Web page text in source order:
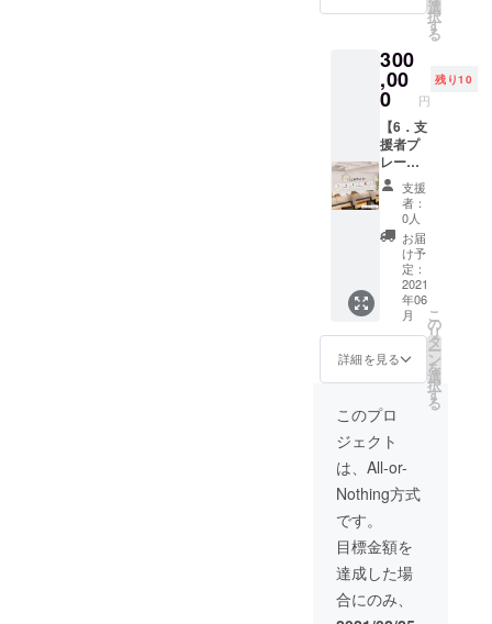
きれば
事前に
メール
にてど
のよう
な書籍
をご送
付いた
だける
かご連
絡いた
だけま
すと幸
いです
（本リ
ターン
を選択
してい
は宛先
ルアド
レスを
通知い
たしま
お、送
料はご
負担い
ただき
ま
なお、1
講師は
鎌田と
田中に
なりま
す。 ※
プライ
バシー
の観点
から受
験生は
映さ
ず、受
験生同
士の
ディス
カッ
ション
内容は
期待す
を共有
してい
ただき
ます。
オリエ
ンテー
ション
開催２
週間前
に当月
末のオ
リエン
テー
ション
にどの
ような
士業の
実務家
や起業
家を招
待した
のかお
知らせ
しま
す。気
になっ
してい
ただ
き、聞
いてみ
たい内
間、支
のメッ
セージ
入りプ
レート
を自習
スペー
ス内に
設置し
ます。
自習ス
ペース
の利用
者の募
集は当
面の
間、公
認会計
士、税
理士、
司法書
士、行
政書
士、社
会保険
労務
士、不
目指す
受験生
を優先
しま
す。そ
選
択
す
る
300
,00
0 円
残り10
【6．支
援者プ
レート
設置権
（420m
m×360
mm）※
限定10
枠】 自
習ス
ペース
オープ
ンから
１年
間、支
援者様
のメッ
セージ
入りプ
レート
を自習
スペー
ます。
自習ス
ペース
の利用
者の募
支援
者：
0人
お届
け予
定：
2021
年06
月
詳細を見る
こ
の
リ
タ
ー
ン
を
選
択
す
る
このプロ
ジェクト
は、All-or-
Nothing方式
です。
目標金額を
達成した場
合にのみ、